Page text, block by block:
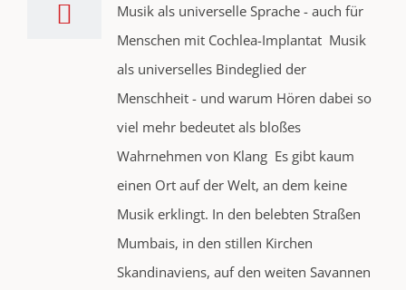
Musik als universelle Sprache - auch für
Menschen mit Cochlea-Implantat Musik
als universelles Bindeglied der
Menschheit - und warum Hören dabei so
viel mehr bedeutet als bloßes
Wahrnehmen von Klang Es gibt kaum
einen Ort auf der Welt, an dem keine
Musik erklingt. In den belebten Straßen
Mumbais, in den stillen Kirchen
Skandinaviens, auf den weiten Savannen